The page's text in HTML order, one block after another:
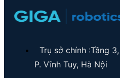
Trụ sở chính :Tầng
P. Vĩnh Tuy, Hà Nội